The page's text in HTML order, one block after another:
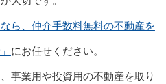
ら、仲介手数料無料の不動産を
にお任せください。
事業用や投資用の不動産を取り